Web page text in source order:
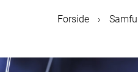
Forside ›